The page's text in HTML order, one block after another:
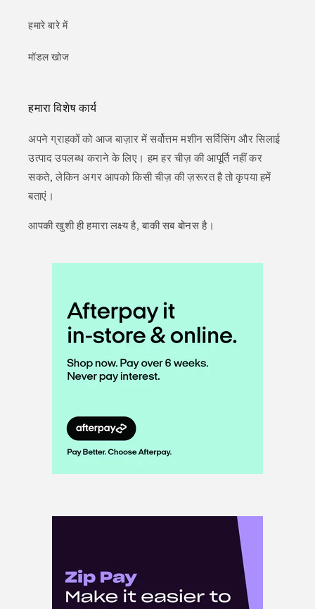
हमारे बारे में
मॉडल खोज
हमारा विशेष कार्य
अपने ग्राहकों को आज बाज़ार में सर्वोत्तम मशीन सर्विसिंग और सिलाई
उत्पाद उपलब्ध कराने के लिए। हम हर चीज़ की आपूर्ति नहीं कर
सकते, लेकिन अगर आपको किसी चीज़ की ज़रूरत है तो कृपया हमें
बताएं।
आपकी खुशी ही हमारा लक्ष्य है, बाकी सब बोनस है।